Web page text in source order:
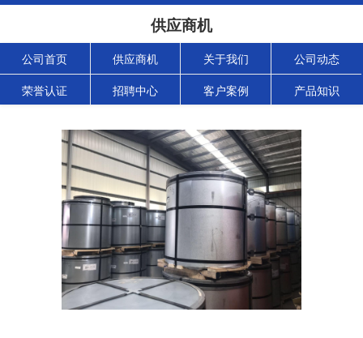
供应商机
公司首页 供应商机 关于我们 公司动态
荣誉认证 招聘中心 客户案例 产品知识